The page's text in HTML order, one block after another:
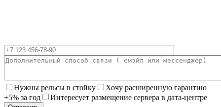
Нужны рельсы в стойку
Хочу расширенную гарантию
+5% за год
Интересует размещение сервера в дата-центре